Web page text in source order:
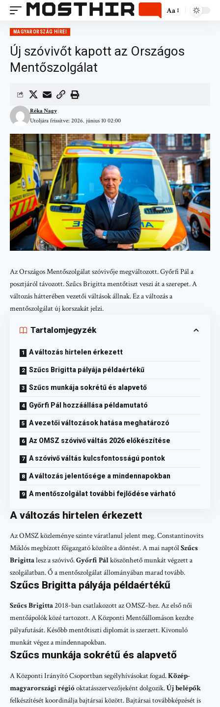
Aa
MAGYARORSZÁG HÍREI
Új szóvivőt kapott az Országos
Mentőszolgálat
Utoljára frissítve: 2026. június 10 02:00
Réka Nagy
Az Országos Mentőszolgálat szóvivője megváltozott. Győrfi Pál a
posztjáról távozott. Szűcs Brigitta mentőtiszt veszi át a szerepet. A
változás hátterében vezetői váltások állnak. Ez a változás a
mentőszolgálat új korszakát jelzi.
Tartalomjegyzék
A változás hirtelen érkezett
Szűcs Brigitta pályája példaértékű
Szűcs munkája sokrétű és alapvető
Győrfi Pál hozzáállása példamutató
A vezetői változások hatása meghatározó
Az OMSZ szóvivő váltás 2026 előkészítése
A szóvivő váltás kulcsfontosságú pontok
A változás jelentősége a mindennapokban
A mentőszolgálat további fejlődése várható
A változás hirtelen érkezett
Az OMSZ közleménye szinte váratlanul jelent meg. Constantinovits
Miklós megbízott főigazgató közölte a döntést. A mai naptólSzűcs
Brigittalesz a szóvivő.Győrfi Pálköszönhető munkát végzett a
szolgálatban. Ő a mentőszolgálat állományában marad tovább.
Szűcs Brigitta pályája példaértékű
Szűcs Brigitta2018-ban csatlakozott az OMSZ-hez. Az első női
mentőápolók közé tartozott. A Központi Mentőállomáson kezdte
pályafutását. Később mentőtiszti diplomát is szerzett. Kivonuló
munkát végez a mindennapokban.
Szűcs munkája sokrétű és alapvető
A Központi Irányító Csoportban segélyhívásokat fogad.Közép-
magyarországi régióoktatásszervezőjeként dolgozik.Új belépők
felkészítését koordinálja bajtársai között. Bajtársai továbbképzését is